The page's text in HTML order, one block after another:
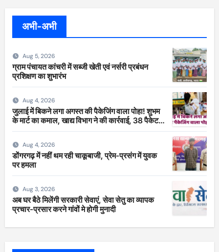
अभी-अभी
Aug 5, 2026
ग्राम पंचायत कांचरी में सब्जी खेती एवं नर्सरी प्रबंधन
प्रशिक्षण का शुभारंभ
Aug 4, 2026
जुलाई में बिकने लगा अगस्त की पैकेजिंग वाला पोहा! शुभम
के मार्ट का कमाल, खाद्य विभाग ने की कार्रवाई, 38 पैकेट
सीज
Aug 4, 2026
डोंगरगढ़ में नहीं थम रही चाकूबाजी, प्रेम-प्रसंग में युवक
पर हमला
Aug 3, 2026
अब घर बैठे मिलेंगी सरकारी सेवाएं, सेवा सेतु का व्यापक
प्रचार-प्रसार करने गांवों मे होगी मुनादी